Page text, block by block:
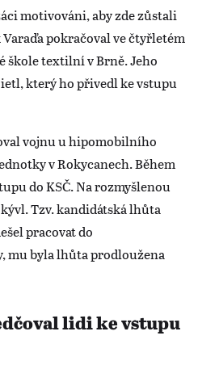
motivováni, aby zde zůstali
pokračoval ve čtyřletém
škole textilní v Brně. Jeho
který ho přivedl ke vstupu
vojnu u hipomobilního
v Rokycanech. Během
do KSČ. Na rozmyšlenou
Tzv. kandidátská lhůta
pracovat do
mu byla lhůta prodloužena
lidi ke vstupu